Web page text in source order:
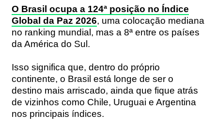
O Brasil ocupa a 124ª posição no Índice
Global da Paz 2026, uma colocação mediana
no ranking mundial, mas a 8ª entre os países
da América do Sul.
Isso significa que, dentro do próprio
continente, o Brasil está longe de ser o
destino mais arriscado, ainda que fique atrás
de vizinhos como Chile, Uruguai e Argentina
nos principais índices.